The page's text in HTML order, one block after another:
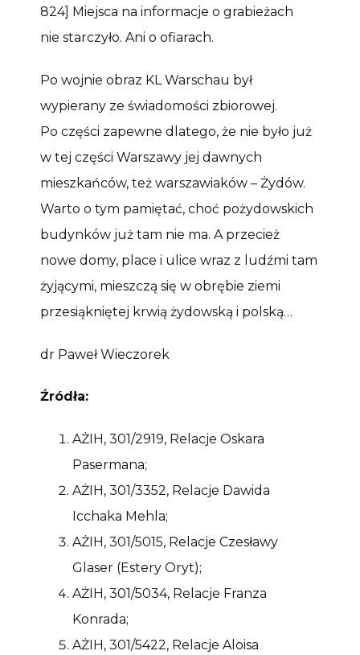
824] Miejsca na informacje o grabieżach
nie starczyło. Ani o ofiarach.
Po wojnie obraz KL Warschau był
wypierany ze świadomości zbiorowej.
Po części zapewne dlatego, że nie było już
w tej części Warszawy jej dawnych
mieszkańców, też warszawiaków – Żydów.
Warto o tym pamiętać, choć pożydowskich
budynków już tam nie ma. A przecież
nowe domy, place i ulice wraz z ludźmi tam
żyjącymi, mieszczą się w obrębie ziemi
przesiąkniętej krwią żydowską i polską…
dr Paweł Wieczorek
Źródła:
AŻIH, 301/2919, Relacje Oskara
Pasermana;
AŻIH, 301/3352, Relacje Dawida
Icchaka Mehla;
AŻIH, 301/5015, Relacje Czesławy
Glaser (Estery Oryt);
AŻIH, 301/5034, Relacje Franza
Konrada;
AŻIH, 301/5422, Relacje Aloisa